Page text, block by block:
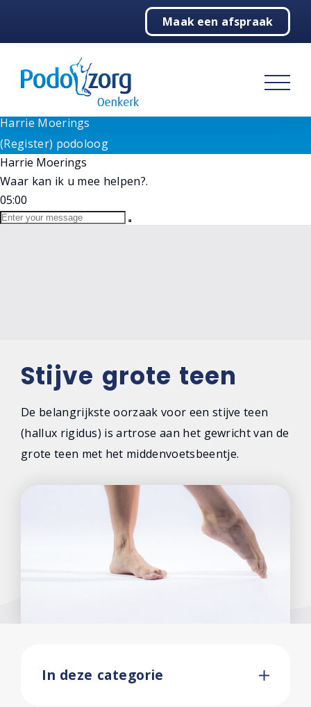
Goedemorgen!
Wij staan voor u klaar bij vragen. Selecteer hieronder
onze medewerker.
(Register) podoloogHarrie Moerings
Harrie Moerings
(Register) podoloog
Harrie Moerings
Waar kan ik u mee helpen?.
05:00
Maak een afspraak
Podologie
Behandelingen
Over ons
Contact
Stijve grote teen
De belangrijkste oorzaak voor een stijve teen
(hallux rigidus) is artrose aan het gewricht van de
grote teen met het middenvoetsbeentje.
In deze categorie